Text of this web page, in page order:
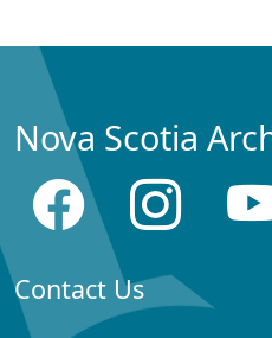
Nova Scotia
Contact Us